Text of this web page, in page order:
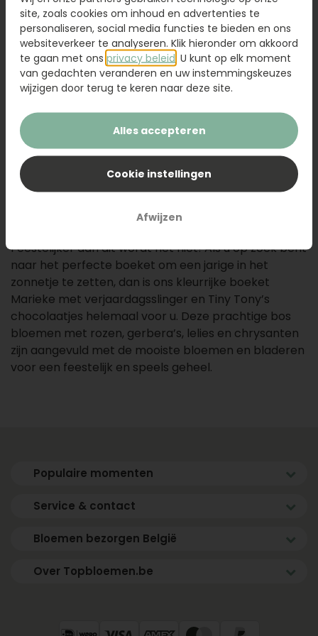
48,95
Glazen vaas
9,95
Kaartje toevoegen
Voeg een kaart toe met jouw persoonlijke tekst
Feestelijker dan dit wordt het niet! Als u op zoek bent
naar het perfecte boeket om een jarige in het
zonnetje te zetten, dan is ons kleurrijke boeket
Marieke met verjaardagsslinger en Tiny Tony’s
chocolaatjes helemaal voor u. Deze prachtige bos
bloemen met rozen, gerbera’s, lelies en chrysanten
zijn aangevuld met de mooiste bloemen en bladeren
voor een feestelijk en speels geheel.
Populaire momenten
Service & contact
Bloemen bezorgen België
Over Topbloemen.be
site, zoals cookies om inhoud en advertenties te
personaliseren, social media functies te bieden en ons
websiteverkeer te analyseren. Klik hieronder om akkoord
te gaan met ons privacy beleid . U kunt op elk moment
van gedachten veranderen en uw instemmingskeuzes
wijzigen door terug te keren naar deze site.
Alles accepteren
Cookie instellingen
Afwijzen